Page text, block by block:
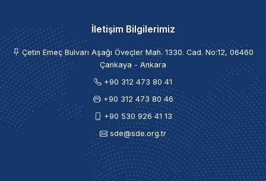
İletişim Bilgilerimiz
Çetin Emeç Bulvarı Aşağı Öveçler Mah. 1330. Cad. No:12, 06460
Çankaya - Ankara
+90 312 473 80 41
+90 312 473 80 46
+90 530 926 41 13
sde@sde.org.tr